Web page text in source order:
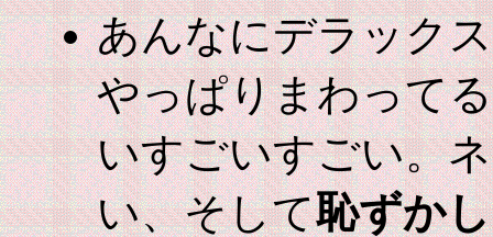
あんなにデラック
やっぱりまわって
いすごいすごい。
い、そして恥ずか